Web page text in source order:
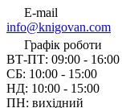
E-mail
info@knigovan.com
Графік роботи
ВТ-ПТ: 09:00 - 16:00
СБ: 10:00 - 15:00
НД: 10:00 - 15:00
ПН: вихідний